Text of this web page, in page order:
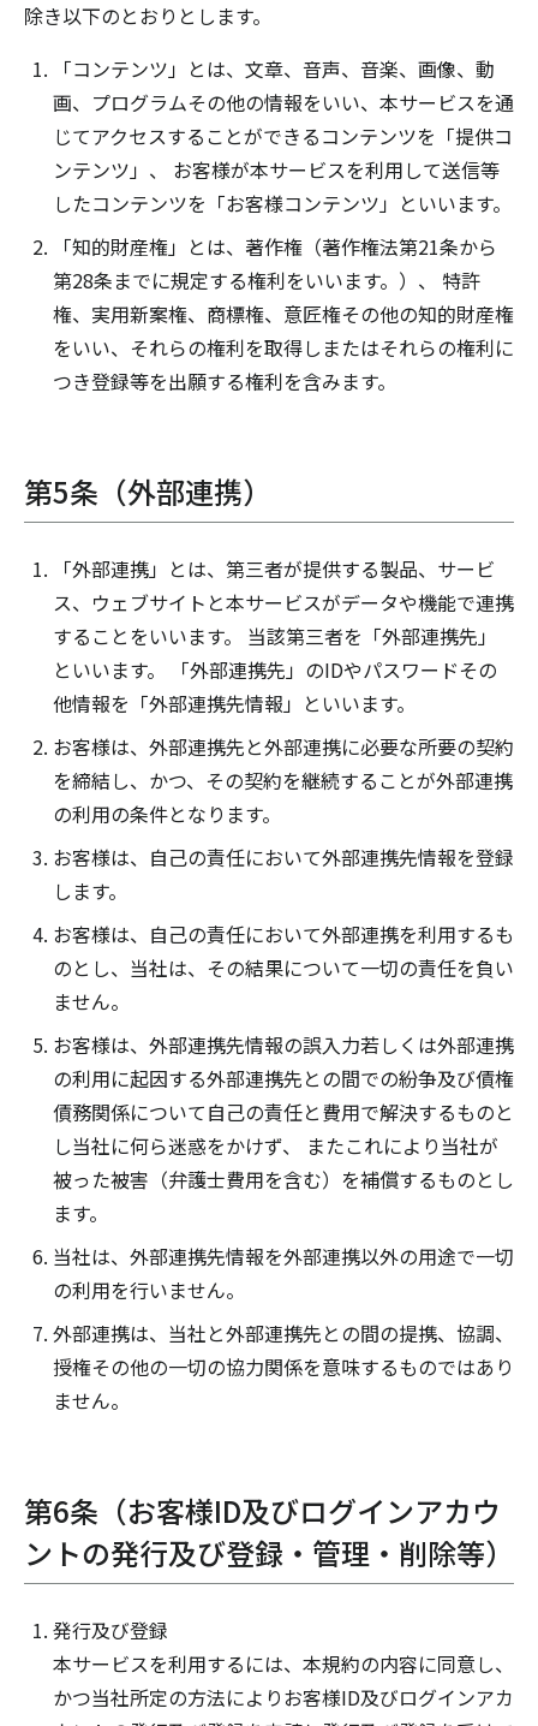
除き以下のとおりとします。
「コンテンツ」とは、文章、音声、音楽、画像、動
画、プログラムその他の情報をいい、本サービスを通
じてアクセスすることができるコンテンツを「提供コ
ンテンツ」、 お客様が本サービスを利用して送信等
したコンテンツを「お客様コンテンツ」といいます。
「知的財産権」とは、著作権（著作権法第21条から
第28条までに規定する権利をいいます。）、 特許
権、実用新案権、商標権、意匠権その他の知的財産権
をいい、それらの権利を取得しまたはそれらの権利に
つき登録等を出願する権利を含みます。
第5条（外部連携）
「外部連携」とは、第三者が提供する製品、サービ
ス、ウェブサイトと本サービスがデータや機能で連携
することをいいます。 当該第三者を「外部連携先」
といいます。 「外部連携先」のIDやパスワードその
他情報を「外部連携先情報」といいます。
お客様は、外部連携先と外部連携に必要な所要の契約
を締結し、かつ、その契約を継続することが外部連携
の利用の条件となります。
お客様は、自己の責任において外部連携先情報を登録
します。
お客様は、自己の責任において外部連携を利用するも
のとし、当社は、その結果について一切の責任を負い
ません。
お客様は、外部連携先情報の誤入力若しくは外部連携
の利用に起因する外部連携先との間での紛争及び債権
債務関係について自己の責任と費用で解決するものと
し当社に何ら迷惑をかけず、 またこれにより当社が
被った被害（弁護士費用を含む）を補償するものとし
ます。
当社は、外部連携先情報を外部連携以外の用途で一切
の利用を行いません。
外部連携は、当社と外部連携先との間の提携、協調、
授権その他の一切の協力関係を意味するものではあり
ません。
第6条（お客様ID及びログインアカウ
ントの発行及び登録・管理・削除等）
発行及び登録
本サービスを利用するには、本規約の内容に同意し、
かつ当社所定の方法によりお客様ID及びログインアカ